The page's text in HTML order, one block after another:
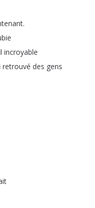
.
incroyable
retrouvé des gens